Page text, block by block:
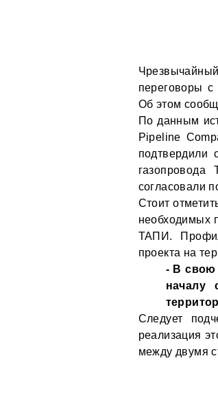
переговоры
Об этом
По данным
Pipeline
подтвердили
согласовали
Стоит
необходимых
ТАПИ.
проекта на
- В свою
началу
Следует
реализация
между двумя